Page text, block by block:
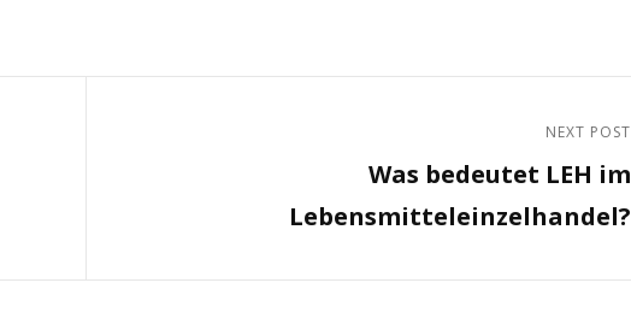
NEXT POST
Was bedeutet LEH im
Lebensmitteleinzelhandel?